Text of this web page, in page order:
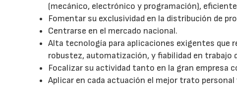
(mecánico, electrónico y programación),
Fomentar su exclusividad en la distribución de
Centrarse en el mercado nacional.
Alta tecnología para aplicaciones exigentes que
robustez, automatización, y fiabilidad en trabajo
Focalizar su actividad tanto en la gran empresa
Aplicar en cada actuación el mejor trato